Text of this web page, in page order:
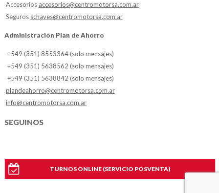
Accesorios accesorios@centromotorsa.com.ar
Seguros schaves@centromotorsa.com.ar
Administración Plan de Ahorro
+549 (351) 8553364 (solo mensajes)
+549 (351) 5638562 (solo mensajes)
+549 (351) 5638842 (solo mensajes)
plandeahorro@centromotorsa.com.ar
info@centromotorsa.com.ar
SEGUINOS
TURNOS ONLINE (SERVICIO POSVENTA)